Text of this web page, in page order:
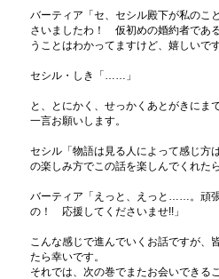
バーティア「セ、セシル殿下が私のこ
さいましたわ！ 仮初めの婚約者であ
うことはわかってますけど、嬉しいです
セシル・しき「……」
と、とにかく、せっかくあとがきにま
一言お願いします。
セシル「物語は見る人によって感じ方
の楽しみ方でこの話を楽しんでくれた
バーティア「えっと、えっと……。頑
の！ 応援してくださいませ!!」
こんな感じで進んでいくお話ですが、
たら幸いです。
それでは、次の巻でまたお会いできる